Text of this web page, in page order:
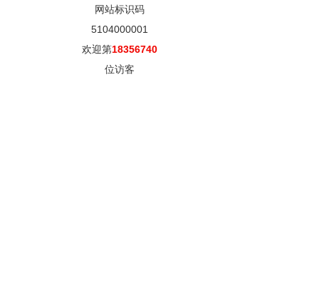
网站标识码
5104000001
欢迎第18356740
位访客